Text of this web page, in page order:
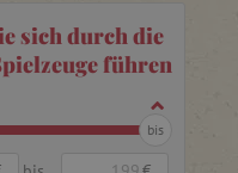
sich durch die
führen
bis